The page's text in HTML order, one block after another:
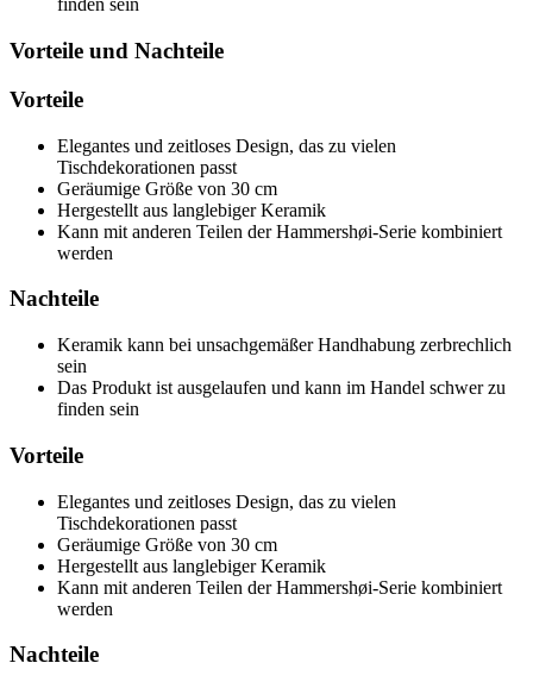
finden sein
Vorteile und Nachteile
Vorteile
Elegantes und zeitloses Design, das zu vielen
Tischdekorationen passt
Geräumige Größe von 30 cm
Hergestellt aus langlebiger Keramik
Kann mit anderen Teilen der Hammershøi-Serie kombiniert
werden
Nachteile
Keramik kann bei unsachgemäßer Handhabung zerbrechlich
sein
Das Produkt ist ausgelaufen und kann im Handel schwer zu
finden sein
Vorteile
Elegantes und zeitloses Design, das zu vielen
Tischdekorationen passt
Geräumige Größe von 30 cm
Hergestellt aus langlebiger Keramik
Kann mit anderen Teilen der Hammershøi-Serie kombiniert
werden
Nachteile